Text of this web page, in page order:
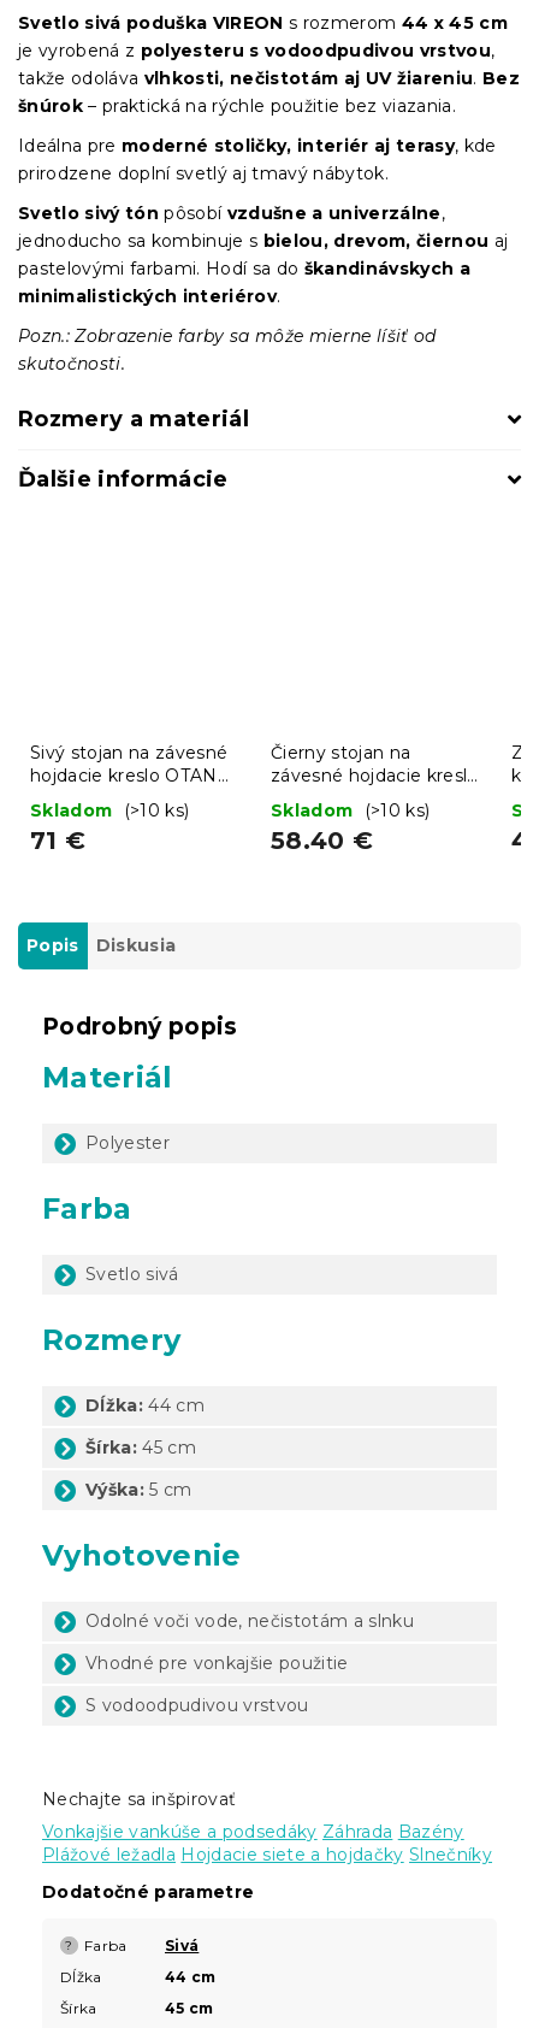
Svetlo sivá poduška VIREON s rozmerom 44 x 45 cm
je vyrobená z polyesteru s vodoodpudivou vrstvou,
takže odoláva vlhkosti, nečistotám aj UV žiareniu. Bez
šnúrok – praktická na rýchle použitie bez viazania.
Ideálna pre moderné stoličky, interiér aj terasy, kde
prirodzene doplní svetlý aj tmavý nábytok.
Svetlo sivý tón pôsobí vzdušne a univerzálne,
jednoducho sa kombinuje s bielou, drevom, čiernou aj
pastelovými farbami. Hodí sa do škandinávskych a
minimalistických interiérov.
Pozn.: Zobrazenie farby sa môže mierne líšiť od
skutočnosti.
Rozmery a materiál
Ďalšie informácie
Sivý stojan na závesné
hojdacie kreslo OTAN
TYP 2
Skladom (>10 ks)
71 €
Čierny stojan na
závesné hojdacie kreslo
OTAN TYP 2
Skladom (>10 ks)
58.40 €
Popis Diskusia
Podrobný popis
Materiál
Polyester
Farba
Svetlo sivá
Rozmery
Dĺžka: 44 cm
Šírka: 45 cm
Výška: 5 cm
Vyhotovenie
Odolné voči vode, nečistotám a slnku
Vhodné pre vonkajšie použitie
S vodoodpudivou vrstvou
Nechajte sa inšpirovať
Vonkajšie vankúše a podsedáky Záhrada Bazény
Plážové ležadla Hojdacie siete a hojdačky Slnečníky
Dodatočné parametre
? Farba
Sivá
Dĺžka
44 cm
Šírka
45 cm